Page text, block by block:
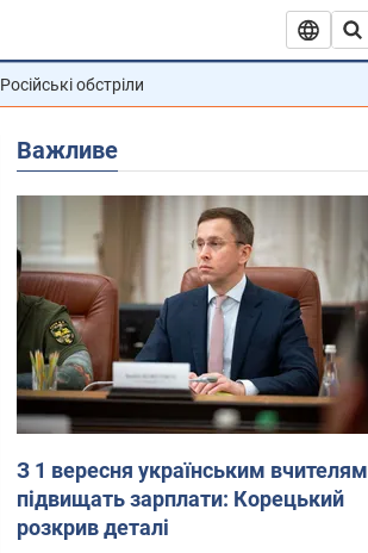
Російські обстріли
Важливе
З 1 вересня українським вчителям
підвищать зарплати: Корецький
розкрив деталі